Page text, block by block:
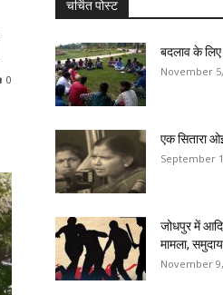
0
चर्चित पोस्ट
बदलाव के
November
एक सितारा
September
जोधपुर में
मामला,
November